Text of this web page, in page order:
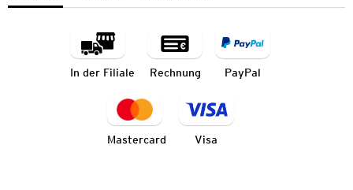
In der Filiale Rechnung PayPal
Mastercard Visa